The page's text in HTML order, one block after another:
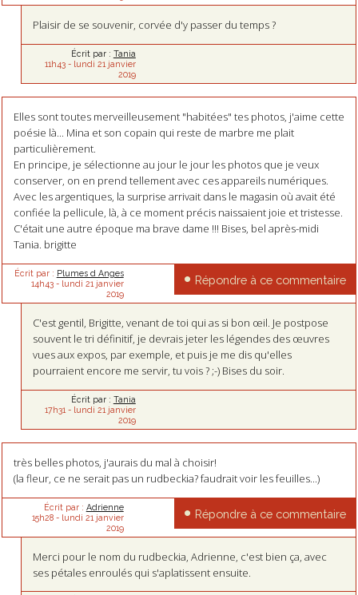
Plaisir de se souvenir, corvée d'y passer du temps ?
Écrit par : Tania
11h43- lundi 21 janvier
2019
Elles sont toutes merveilleusement "habitées" tes photos, j'aime cette
poésie là... Mina et son copain qui reste de marbre me plait
particulièrement.
En principe, je sélectionne au jour le jour les photos que je veux
conserver, on en prend tellement avec ces appareils numériques.
Avec les argentiques, la surprise arrivait dans le magasin où avait été
confiée la pellicule, là, à ce moment précis naissaient joie et tristesse.
C'était une autre époque ma brave dame !!! Bises, bel après-midi
Tania. brigitte
Écrit par : Plumes d Anges
14h43- lundi 21 janvier
2019
Répondre à ce commentaire
C'est gentil, Brigitte, venant de toi qui as si bon œil. Je postpose
souvent le tri définitif, je devrais jeter les légendes des œuvres
vues aux expos, par exemple, et puis je me dis qu'elles
pourraient encore me servir, tu vois ? ;-) Bises du soir.
Écrit par : Tania
17h31 - lundi 21 janvier
2019
très belles photos, j'aurais du mal à choisir!
(la fleur, ce ne serait pas un rudbeckia? faudrait voir les feuilles...)
Écrit par : Adrienne
15h28- lundi 21 janvier
2019
Répondre à ce commentaire
Merci pour le nom du rudbeckia, Adrienne, c'est bien ça, avec
ses pétales enroulés qui s'aplatissent ensuite.